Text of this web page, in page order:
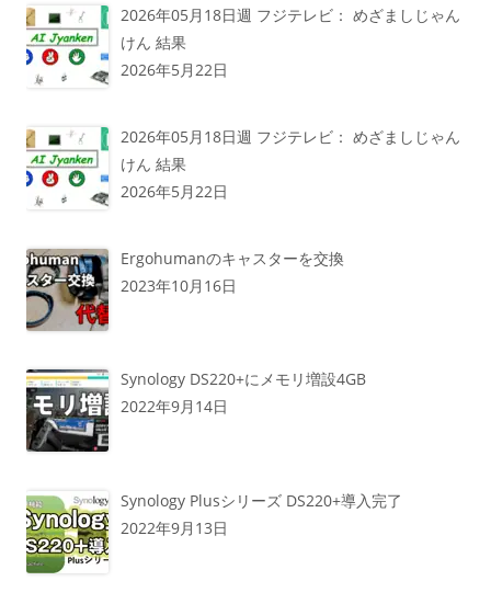
2026年05月18日週 フジテレビ： めざましじゃん
けん 結果
2026年5月22日
2026年05月18日週 フジテレビ： めざましじゃん
けん 結果
2026年5月22日
Ergohumanのキャスターを交換
2023年10月16日
Synology DS220+にメモリ増設4GB
2022年9月14日
Synology Plusシリーズ DS220+導入完了
2022年9月13日